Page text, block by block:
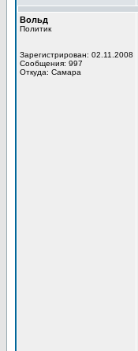
Вольд
Политик
Зарегистрирован: 02.11.2008
Сообщения: 997
Откуда: Самара